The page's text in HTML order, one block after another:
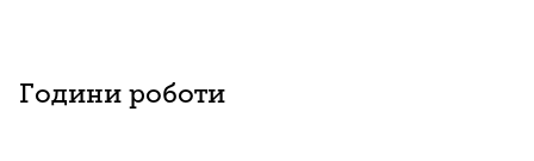
Години роботи